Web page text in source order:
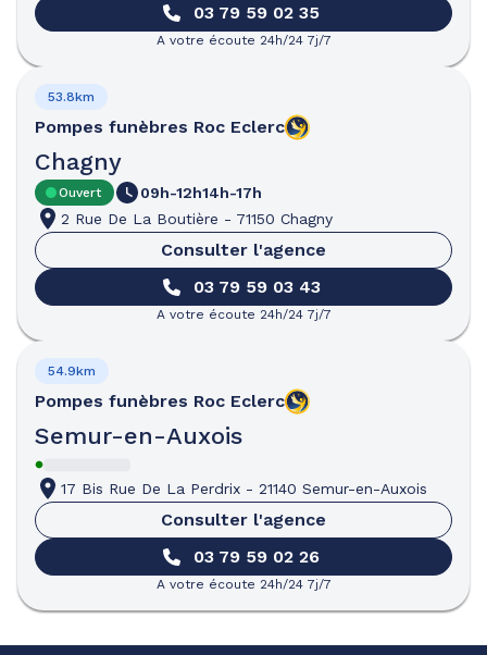
03 79 59 02 35
A votre écoute 24h/24 7j/7
Pompes funèbres Roc Eclerc
Chagny
53.8km
Ouvert 09h-12h14h-17h
2 Rue De La Boutière - 71150 Chagny
Consulter l'agence
03 79 59 03 43
A votre écoute 24h/24 7j/7
Pompes funèbres Roc Eclerc
Semur-en-Auxois
54.9km
17 Bis Rue De La Perdrix - 21140 Semur-en-Auxois
Consulter l'agence
03 79 59 02 26
A votre écoute 24h/24 7j/7